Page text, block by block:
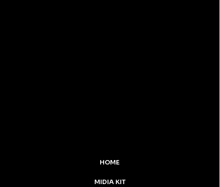
HOME
MIDIA KIT